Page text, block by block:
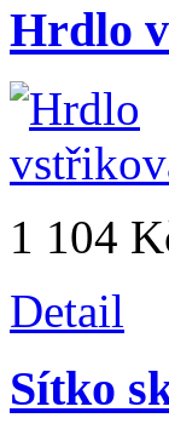
Hrdlo
1 104
Detail
Sítko